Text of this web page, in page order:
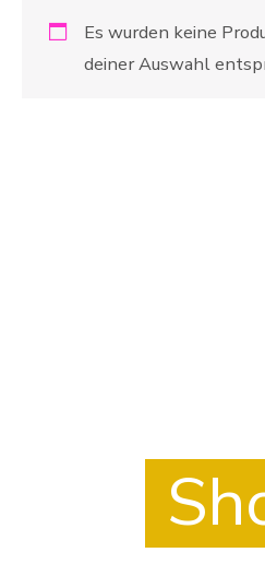
Es wurden keine
deiner Auswahl